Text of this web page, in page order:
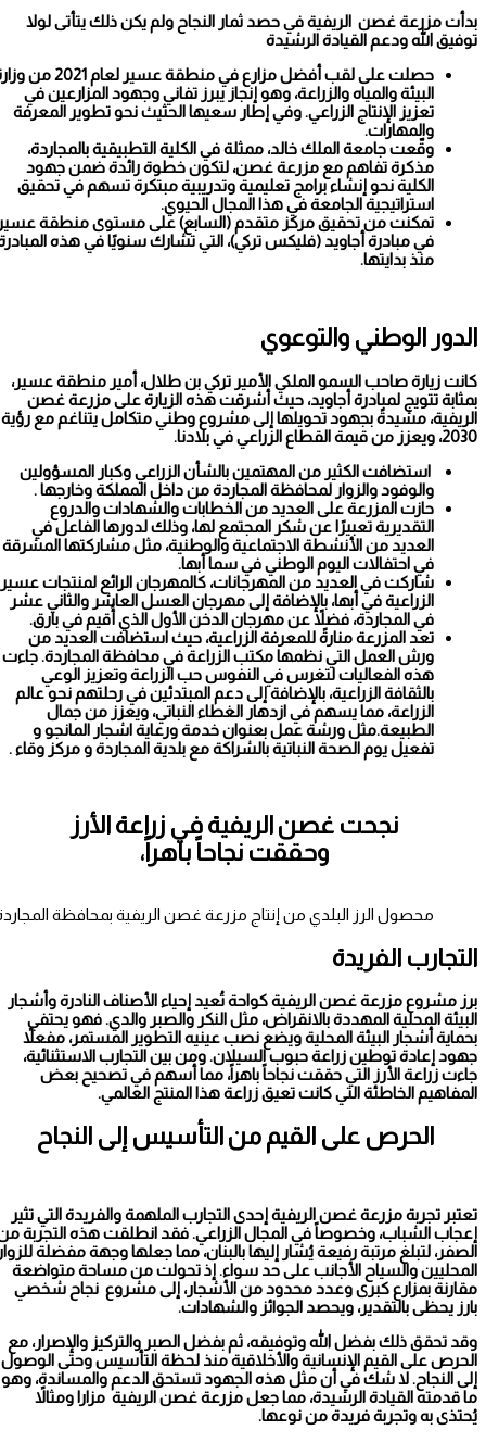
أصيل عبدالله آل مودان يحتفل بزواجه في جدة
زراعة المانجو في السعودية
بدأت مزرعة غصن الريفية في حصد ثمار النجاح ولم يكن ذلك يتأتى لولا
توفيق الله ودعم القيادة الرشيدة
حصلت على لقب أفضل مزارع في منطقة عسير لعام 2021 من وزارة
البيئة والمياه والزراعة، وهو إنجاز يبرز تفاني وجهود المزارعين في
تعزيز الإنتاج الزراعي. وفي إطار سعيها الحثيث نحو تطوير المعرفة
والمهارات.
وقّعت جامعة الملك خالد، ممثلة في الكلية التطبيقية بالمجاردة،
مذكرة تفاهم مع مزرعة غصن، لتكون خطوة رائدة ضمن جهود
الكلية نحو إنشاء برامج تعليمية وتدريبية مبتكرة تسهم في تحقيق
استراتيجية الجامعة في هذا المجال الحيوي.
تمكنت من تحقيق مركز متقدم (السابع) على مستوى منطقة عسير
في مبادرة أجاويد (فليكس تركي)، التي تشارك سنويًا في هذه المبادرة
منذ بدايتها.
الدور الوطني والتوعوي
كانت زيارة صاحب السمو الملكي الأمير تركي بن طلال، أمير منطقة عسير،
بمثابة تتويج لمبادرة أجاويد، حيث أشرقت هذه الزيارة على مزرعة غصن
الريفية، مشيدةً بجهود تحويلها إلى مشروع وطني متكامل يتناغم مع رؤية
2030، ويعزز من قيمة القطاع الزراعي في بلادنا.
استضافت الكثير من المهتمين بالشأن الزراعي وكبار المسؤولين
والوفود والزوار لمحافظة المجاردة من داخل المملكة وخارجها .
حازت المزرعة على العديد من الخطابات والشهادات والدروع
التقديرية تعبيرًا عن شكر المجتمع لها، وذلك لدورها الفاعل في
العديد من الأنشطة الاجتماعية والوطنية، مثل مشاركتها المشرقة
في احتفالات اليوم الوطني في سما أبها.
شاركت في العديد من المهرجانات، كالمهرجان الرائع لمنتجات عسير
الزراعية في أبها، بالإضافة إلى مهرجان العسل العاشر والثاني عشر
في المجاردة، فضلاً عن مهرجان الدخن الأول الذي أُقيم في بارق.
تعد المزرعة منارةً للمعرفة الزراعية، حيث استضافت العديد من
ورش العمل التي نظمها مكتب الزراعة في محافظة المجاردة. جاءت
هذه الفعاليات لتغرس في النفوس حب الزراعة وتعزيز الوعي
بالثقافة الزراعية، بالإضافة إلى دعم المبتدئين في رحلتهم نحو عالم
الزراعة، مما يسهم في ازدهار الغطاء النباتي، ويعزز من جمال
الطبيعة.مثل ورشة عمل بعنوان خدمة ورعاية اشجار المانجو و
تفعيل يوم الصحة النباتية بالشراكة مع بلدية المجاردة و مركز وقاء .
نجحت غصن الريفية في زراعة الأرز
وحققت نجاحاً باهراً،
محصول الرز البلدي من إنتاج مزرعة غصن الريفية بمحافظة المجاردة
التجارب الفريدة
برز مشروع مزرعة غصن الريفية كواحة تُعيد إحياء الأصناف النادرة وأشجار
البيئة المحلية المهددة بالانقراض، مثل النكر والصبر والدي. فهو يحتفي
بحماية أشجار البيئة المحلية ويضع نصب عينيه التطوير المستمر، مفعلاً
جهود إعادة توطين زراعة حبوب السيلان. ومن بين التجارب الاستثنائية،
جاءت زراعة الأرز التي حققت نجاحاً باهراً، مما أسهم في تصحيح بعض
المفاهيم الخاطئة التي كانت تعيق زراعة هذا المنتج العالمي.
الحرص على القيم من التأسيس إلى النجاح
تعتبر تجربة مزرعة غصن الريفية إحدى التجارب الملهمة والفريدة التي تثير
إعجاب الشباب، وخصوصاً في المجال الزراعي. فقد انطلقت هذه التجربة من
الصفر، لتبلغ مرتبة رفيعة يُشار إليها بالبنان، مما جعلها وجهة مفضلة للزوار
المحليين والسياح الأجانب على حد سواء. إذ تحولت من مساحة متواضعة
مقارنة بمزارع كبرى وعدد محدود من الأشجار، إلى مشروع نجاح شخصي
بارز يحظى بالتقدير، ويحصد الجوائز والشهادات.
وقد تحقق ذلك بفضل الله وتوفيقه، ثم بفضل الصبر والتركيز والإصرار، مع
الحرص على القيم الإنسانية والأخلاقية منذ لحظة التأسيس وحتى الوصول
إلى النجاح. لا شك في أن مثل هذه الجهود تستحق الدعم والمساندة، وهو
ما قدمته القيادة الرشيدة، مما جعل مزرعة غصن الريفية مزارا ومثالاً
يُحتذى به وتجربة فريدة من نوعها.